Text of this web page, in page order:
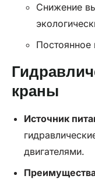
Снижение
Постоянное
краны
Источник
двигателями.